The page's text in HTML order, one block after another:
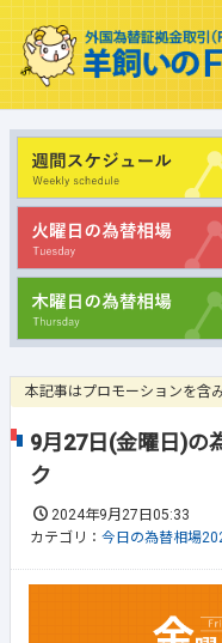
本記事はプロモーションを含
9月27日(金曜日)の
ク
2024年9月27日05:33
カテゴリ： 今日の為替相場